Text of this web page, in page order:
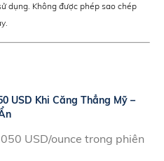
dụng. Không được phép sao chép
USD Khi Căng Thẳng Mỹ –
USD/ounce trong phiên